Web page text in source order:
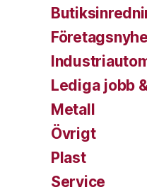
Lediga jobb
Metall
Övrigt
Plast
Service